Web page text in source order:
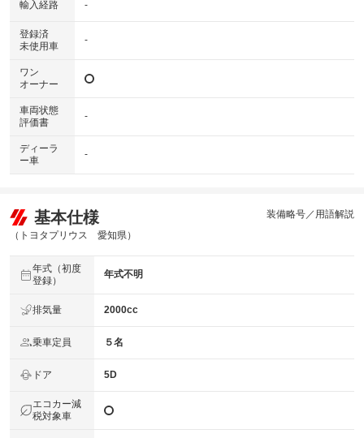
輸入経路 -
登録済
未使用車
-
ワン
オーナー
車両状態
評価書
-
ディーラ
ー車
-
基本仕様
（トヨタプリウス 愛知県）
装備略号／用語解説
年式（初度
登録）
年式不明
排気量 2000cc
乗車定員 ５名
ドア 5D
エコカー減
税対象車